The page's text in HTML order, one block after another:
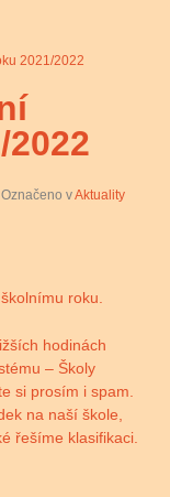
2021/2022
Označeno vAktuality
roku.
hodinách
– Školy
si prosím i spam.
na naší škole,
řešíme klasifikaci.